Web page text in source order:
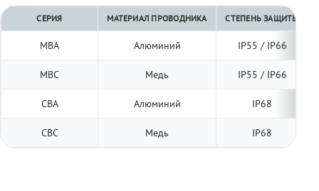
СЕРИЯ МАТЕРИАЛ ПРОВОДНИКА СТЕПЕНЬ ЗАЩИТЫ
МВА Алюминий IP55 / IP66
МВС Медь IP55 / IP66
СВА Алюминий IP68
СВС Медь IP68